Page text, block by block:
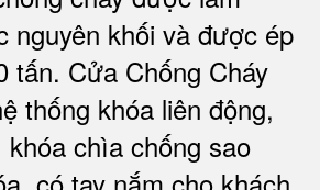
nguyên khối và được ép
tấn. Cửa Chống Cháy
thống khóa liên động,
chìa chống sao